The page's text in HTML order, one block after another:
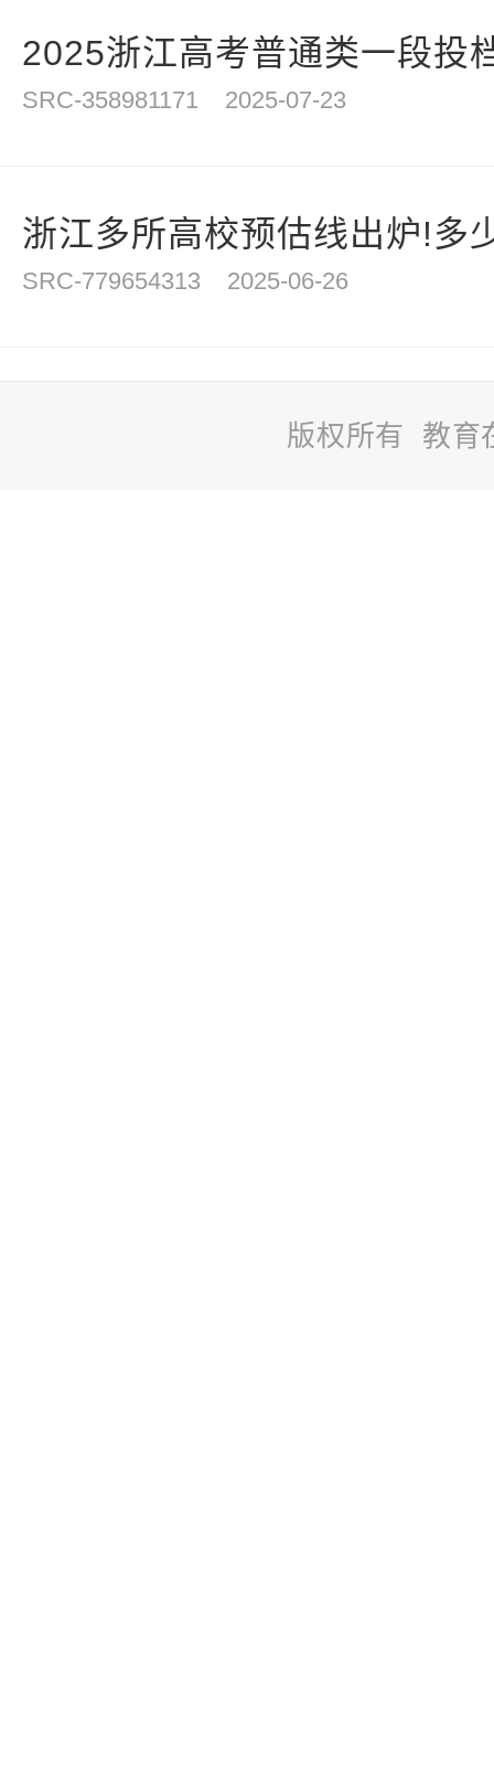
2025浙江高考普通类一段投
SRC-358981171 2025-07-23
浙江多所高校预估线出炉!多
SRC-779654313 2025-06-26
版权所有 教育